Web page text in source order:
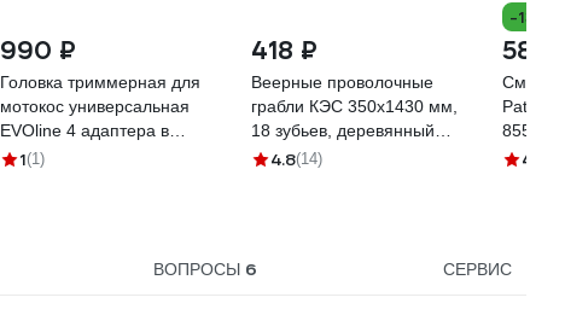
990 ₽
Головка триммерная для
мотокос универсальная
EVOline 4 адаптера в
комплекте, нейлон,
1(1)
418 ₽
Веерные проволочные
грабли КЭС 350x1430 мм,
18 зубьев, деревянный
черенок 21010029
4.8(14)
-13%
583
Смазка
Patriot
4.8
ВОПРОСЫ 6 СЕРВИС